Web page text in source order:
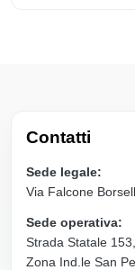
Contatti
Sede legale:
Via Falcone
Sede operativa:
Strada Statale 153,
Zona Ind.le San